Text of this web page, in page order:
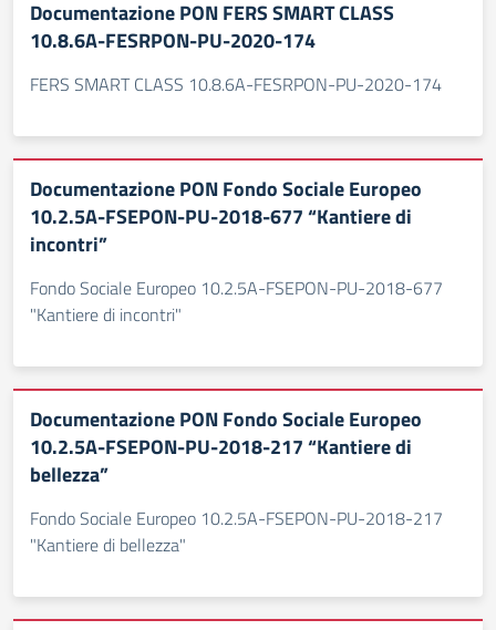
Documentazione PON FERS SMART CLASS
10.8.6A-FESRPON-PU-2020-174
FERS SMART CLASS 10.8.6A-FESRPON-PU-2020-174
Documentazione PON Fondo Sociale Europeo
10.2.5A-FSEPON-PU-2018-677 “Kantiere di
incontri”
Fondo Sociale Europeo 10.2.5A-FSEPON-PU-2018-677
"Kantiere di incontri"
Documentazione PON Fondo Sociale Europeo
10.2.5A-FSEPON-PU-2018-217 “Kantiere di
bellezza”
Fondo Sociale Europeo 10.2.5A-FSEPON-PU-2018-217
"Kantiere di bellezza"